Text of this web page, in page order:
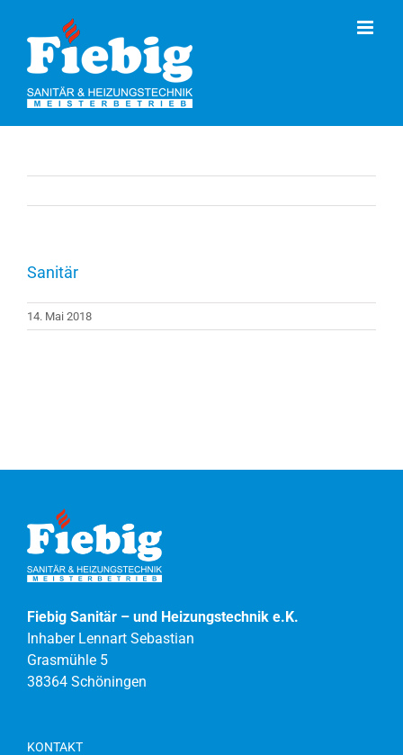
content
Sanitär
14. Mai 2018
Fiebig Sanitär – und Heizungstechnik e.K.
Inhaber Lennart Sebastian
Grasmühle 5
38364 Schöningen
KONTAKT